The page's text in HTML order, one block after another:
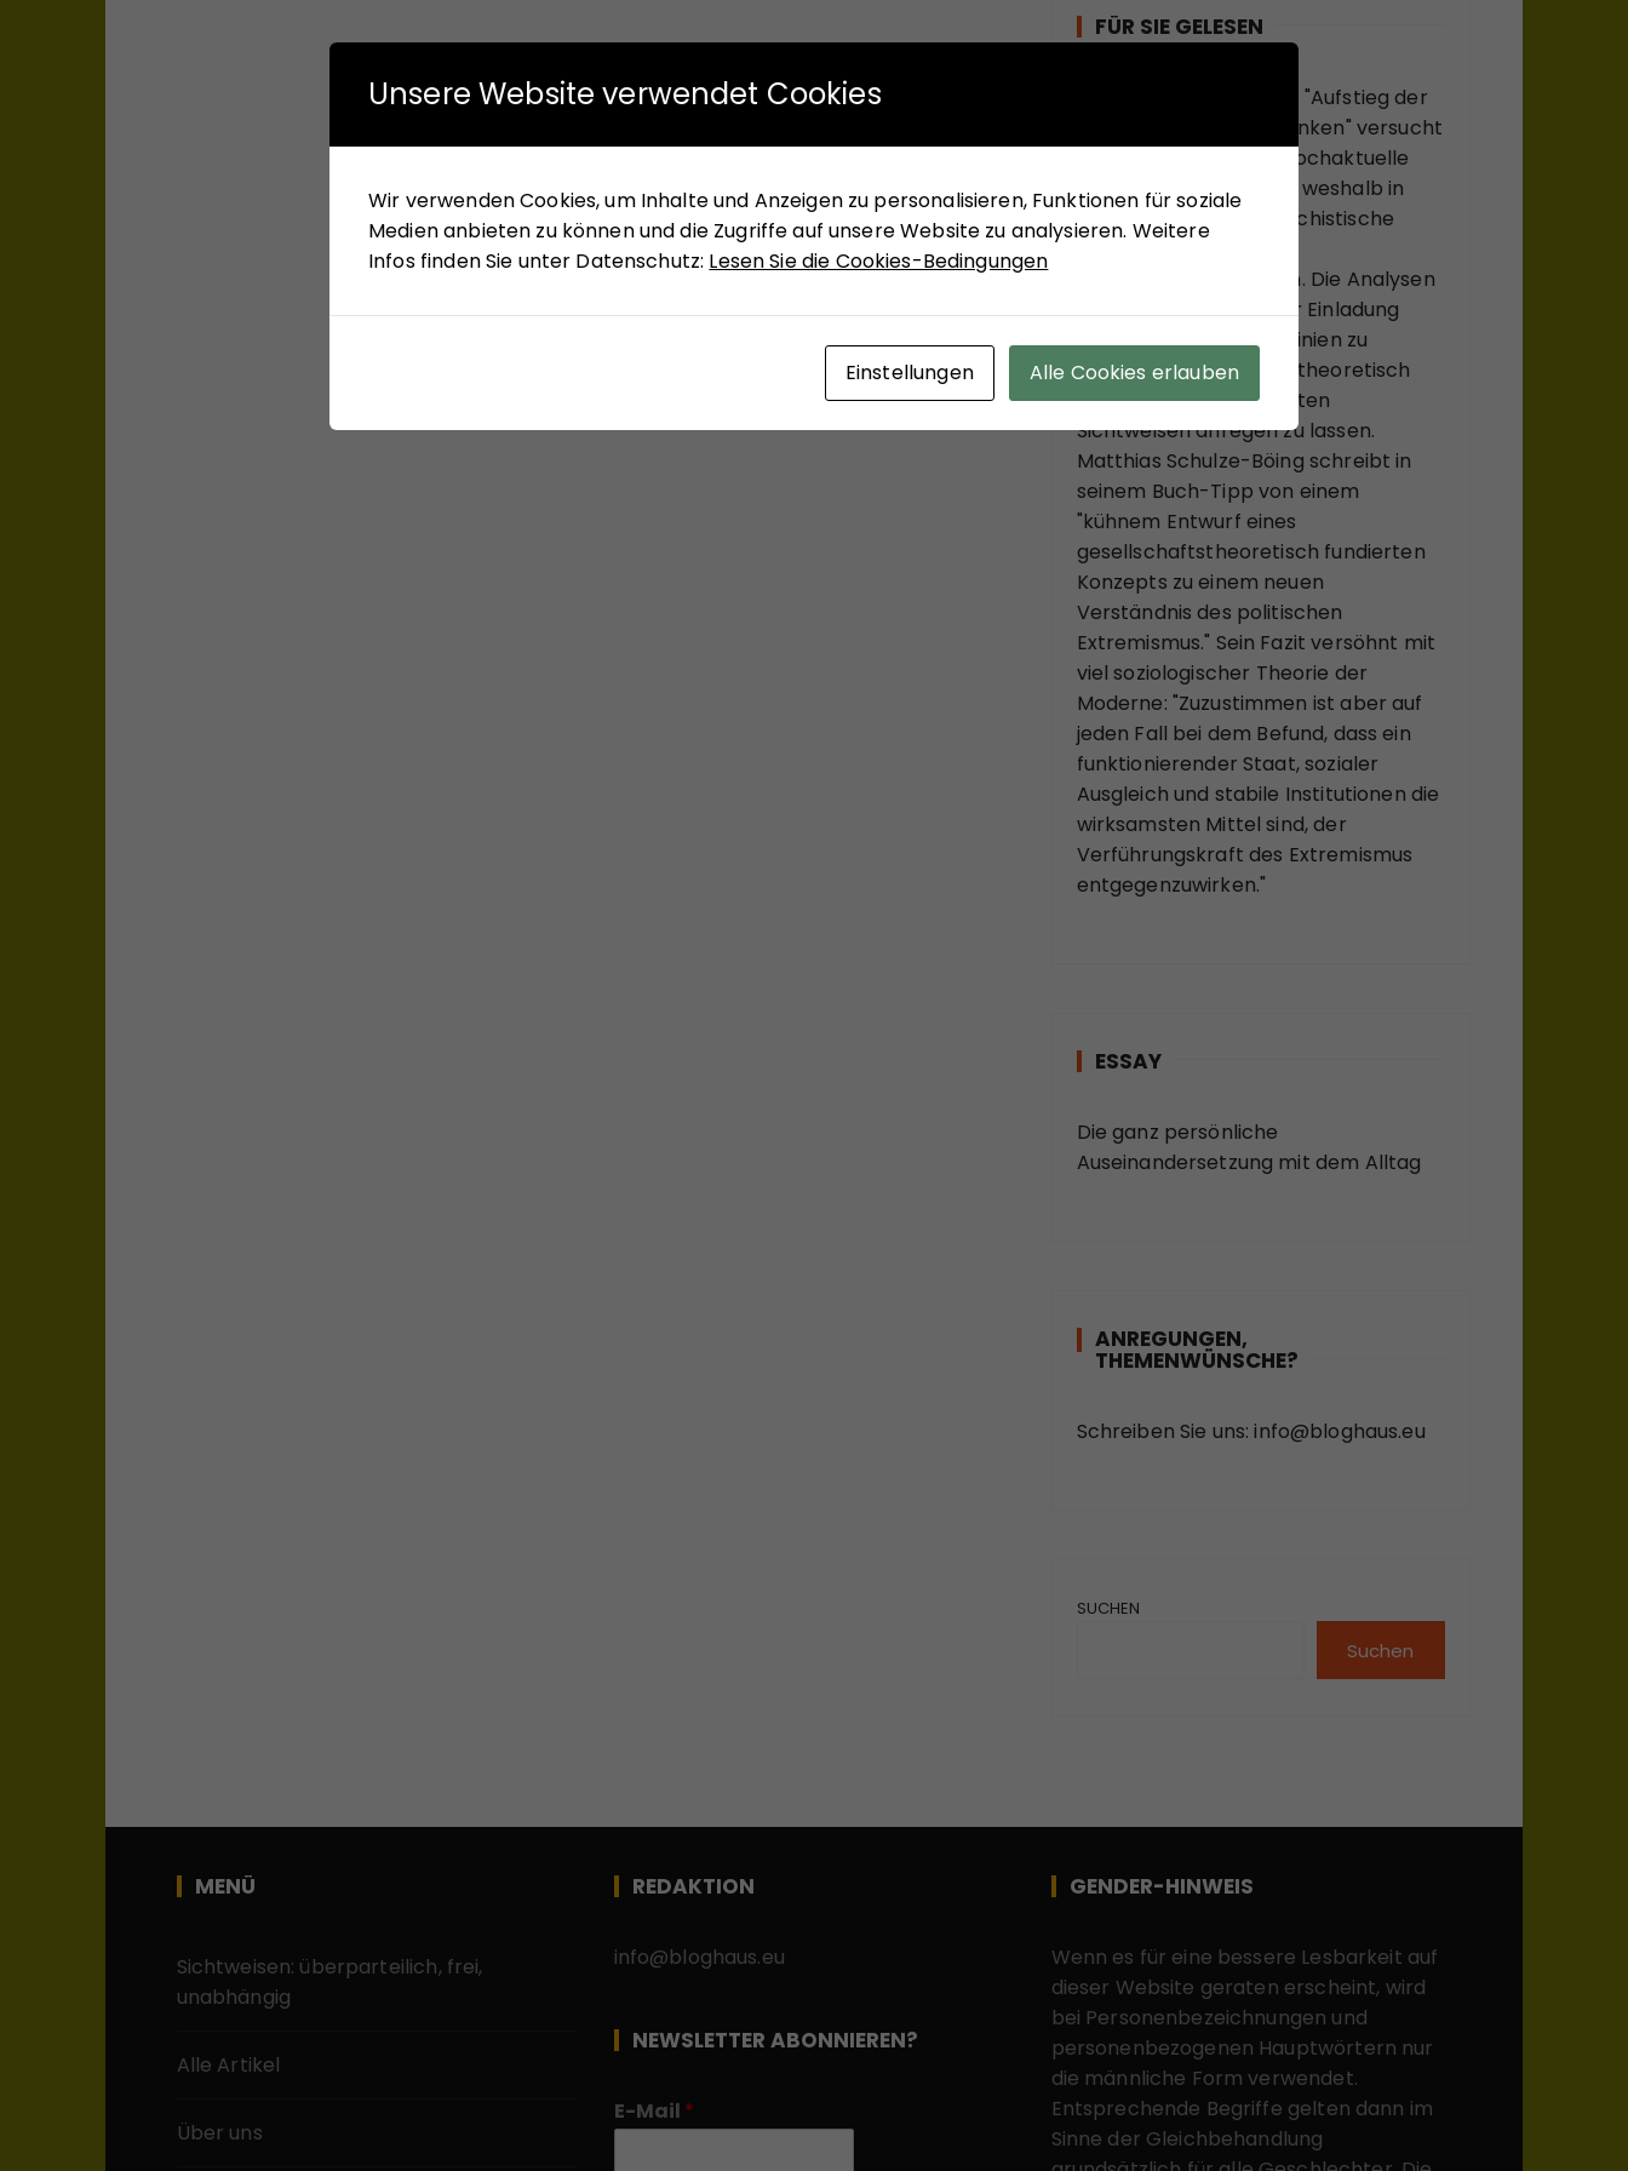
FÜR SIE GELESEN
Mit seinem neuen Buch "Aufstieg der
Rechten, Abstieg der Linken" versucht
Hans-Jürgen Arlt die hochaktuelle
Frage zu beantworten, weshalb in
modernen Ländern faschistische
Anziehungskraft haben. Die Analysen
des Buches sollen einer Einladung
sein, bekannte Diskurslinien zu
verlassen, sich, systemtheoretisch
inspiriert, zu ungewohnten
Sichtweisen anregen zu lassen.
Matthias Schulze-Böing schreibt in
seinem Buch-Tipp von einem
"kühnem Entwurf eines
gesellschaftstheoretisch fundierten
Konzepts zu einem neuen
Verständnis des politischen
Extremismus." Sein Fazit versöhnt mit
viel soziologischer Theorie der
Moderne: "Zuzustimmen ist aber auf
jeden Fall bei dem Befund, dass ein
funktionierender Staat, sozialer
Ausgleich und stabile Institutionen die
wirksamsten Mittel sind, der
Verführungskraft des Extremismus
entgegenzuwirken."
ESSAY
Die ganz persönliche
Auseinandersetzung mit dem Alltag
ANREGUNGEN,
THEMENWÜNSCHE?
Schreiben Sie uns: info@bloghaus.eu
SUCHEN
Suchen
MENÜ
Sichtweisen: überparteilich, frei,
unabhängig
Alle Artikel
Über uns
REDAKTION
info@bloghaus.eu
NEWSLETTER ABONNIEREN?
E-Mail *
GENDER-HINWEIS
Wenn es für eine bessere Lesbarkeit auf
dieser Website geraten erscheint, wird
bei Personenbezeichnungen und
personenbezogenen Hauptwörtern nur
die männliche Form verwendet.
Entsprechende Begriffe gelten dann im
Sinne der Gleichbehandlung
Unsere Website verwendet Cookies
Wir verwenden Cookies, um Inhalte und Anzeigen zu personalisieren, Funktionen für soziale
Medien anbieten zu können und die Zugriffe auf unsere Website zu analysieren. Weitere
Infos finden Sie unter Datenschutz: Lesen Sie die Cookies-Bedingungen
Einstellungen Alle Cookies erlauben